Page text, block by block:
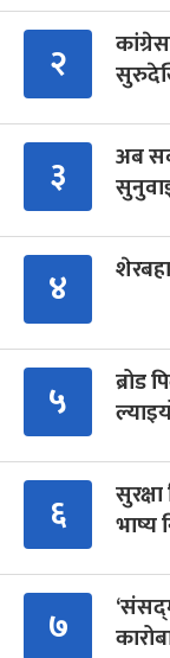
२
३
अब
४
५
ब्रोड
६
भाष्य
७